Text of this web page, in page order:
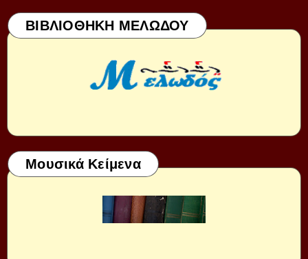
ΒΙΒΛΙΟΘΗΚΗ ΜΕΛΩΔΟΥ
Μουσικά Κείμενα